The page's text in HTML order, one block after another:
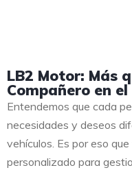
LB2 Motor: Más
Compañero en
Entendemos que cada
necesidades y deseos
vehículos. Es por eso
personalizado para